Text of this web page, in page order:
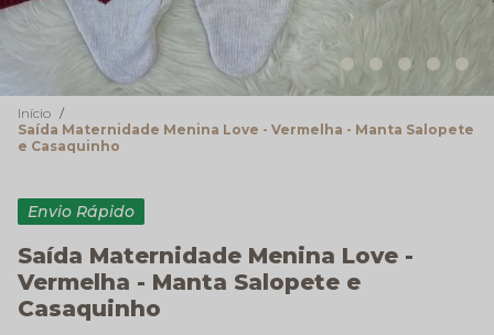
Início
Saída Maternidade Menina Love - Vermelha - Manta Salopete
e Casaquinho
Envio Rápido
Saída Maternidade Menina Love -
Vermelha - Manta Salopete e
Casaquinho